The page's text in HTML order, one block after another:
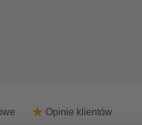
Opinie klientów